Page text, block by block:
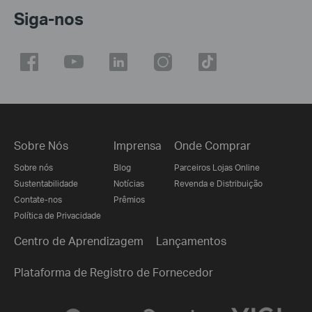
Siga-nos
Sobre Nós
Sobre nós
Sustentabilidade
Contate-nos
Política de Privacidade
Imprensa
Blog
Notícias
Prêmios
Onde Comprar
Parceiros Lojas Online
Revenda e Distribuição
Centro de Aprendizagem Lançamentos
Plataforma de Registro de Fornecedor